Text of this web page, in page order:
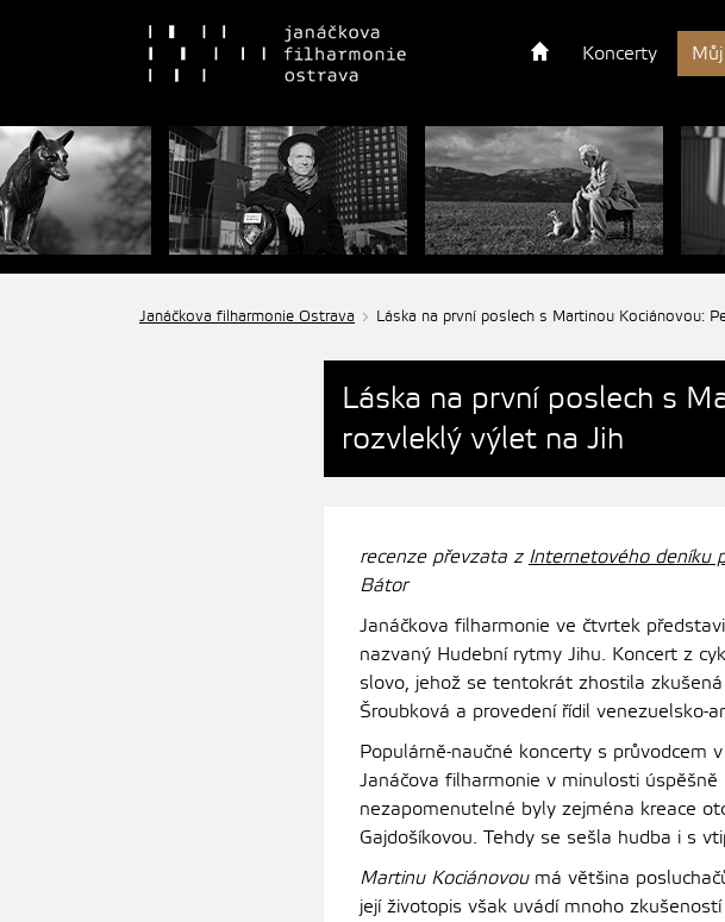
Koncerty
Janáčkova filharmonie Ostrava Láska na první poslech s Martinou Kociánovou:
Láska na první poslech s
rozvleklý výlet na Jih
recenze převzata z Internetového deníku
Bátor
Janáčkova filharmonie ve čtvrtek
nazvaný Hudební rytmy Jihu. Koncert z
slovo, jehož se tentokrát zhostila
Šroubková a provedení řídil venezuelsko-
Populárně-naučné koncerty s průvodcem
Janáčova filharmonie v minulosti
nezapomenutelné byly zejména kreace
Gajdošíkovou. Tehdy se sešla hudba i s
Martinu Kociánovou má většina
její životopis však uvádí mnoho